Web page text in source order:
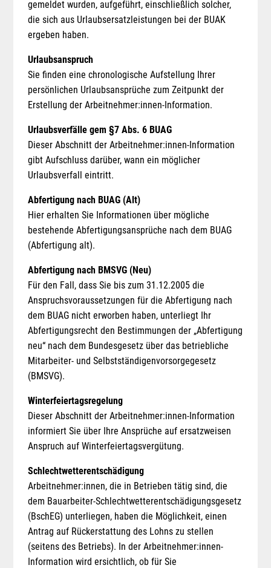
gemeldet wurden, aufgeführt, einschließlich solcher,
die sich aus Urlaubsersatzleistungen bei der BUAK
ergeben haben.
Urlaubsanspruch
Sie finden eine chronologische Aufstellung Ihrer
persönlichen Urlaubsansprüche zum Zeitpunkt der
Erstellung der Arbeitnehmer:innen-Information.
Urlaubsverfälle gem §7 Abs. 6 BUAG
Dieser Abschnitt der Arbeitnehmer:innen-Information
gibt Aufschluss darüber, wann ein möglicher
Urlaubsverfall eintritt.
Abfertigung nach BUAG (Alt)
Hier erhalten Sie Informationen über mögliche
bestehende Abfertigungsansprüche nach dem BUAG
(Abfertigung alt).
Abfertigung nach BMSVG (Neu)
Für den Fall, dass Sie bis zum 31.12.2005 die
Anspruchsvoraussetzungen für die Abfertigung nach
dem BUAG nicht erworben haben, unterliegt Ihr
Abfertigungsrecht den Bestimmungen der „Abfertigung
neu“ nach dem Bundesgesetz über das betriebliche
Mitarbeiter- und Selbstständigenvorsorgegesetz
(BMSVG).
Winterfeiertagsregelung
Dieser Abschnitt der Arbeitnehmer:innen-Information
informiert Sie über Ihre Ansprüche auf ersatzweisen
Anspruch auf Winterfeiertagsvergütung.
Schlechtwetterentschädigung
Arbeitnehmer:innen, die in Betrieben tätig sind, die
dem Bauarbeiter-Schlechtwetterentschädigungsgesetz
(BschEG) unterliegen, haben die Möglichkeit, einen
Antrag auf Rückerstattung des Lohns zu stellen
(seitens des Betriebs). In der Arbeitnehmer:innen-
Information wird ersichtlich, ob für Sie